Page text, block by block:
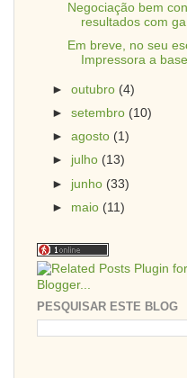
Negociação bem
resultados com
Em breve, no seu
Impressora a
►outubro (4)
►setembro (10)
►agosto (1)
► julho (13)
► junho (33)
► maio (11)
PESQUISAR ESTE BLOG